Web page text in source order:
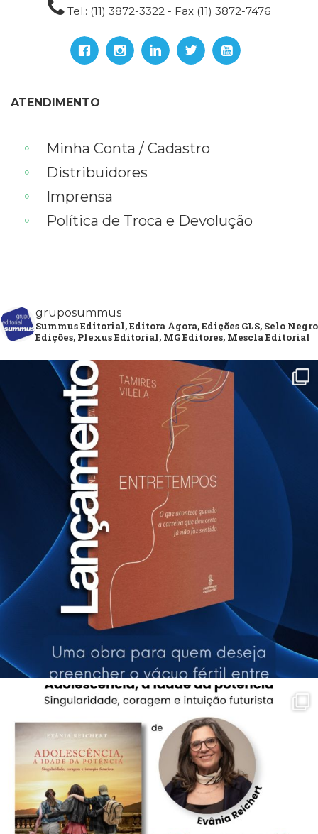
Tel.: (11) 3872-3322 - Fax (11) 3872-7476
ATENDIMENTO
Minha Conta / Cadastro
Distribuidores
Imprensa
Política de Troca e Devolução
gruposummus
Summus Editorial, Editora Ágora, Edições GLS, Selo Negro
Edições, Plexus Editorial, MG Editores, Mescla Editorial